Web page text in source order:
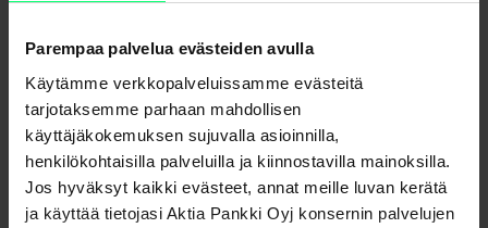
Parempaa palvelua evästeiden avulla
Käytämme verkkopalveluissamme evästeitä
tarjotaksemme parhaan mahdollisen
käyttäjäkokemuksen sujuvalla asioinnilla,
henkilökohtaisilla palveluilla ja kiinnostavilla mainoksilla.
Jos hyväksyt kaikki evästeet, annat meille luvan kerätä
ja käyttää tietojasi Aktia Pankki Oyj konsernin palvelujen
Etkö löydä etsimääsi?
Asiakaspalvelu